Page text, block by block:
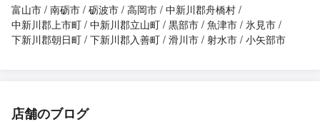
富山市 南砺市 砺波市 高岡市 中新川郡舟橋村
中新川郡上市町 中新川郡立山町 黒部市 魚津市 氷見市
下新川郡朝日町 下新川郡入善町 滑川市 射水市 小矢部市
店舗のブログ